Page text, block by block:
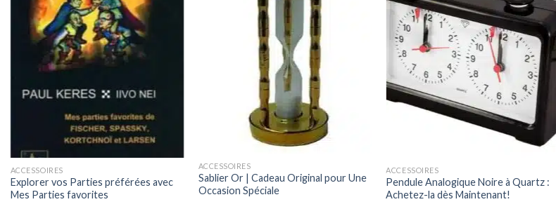
ACCESSOIRES
Explorer vos Parties préférées avec
Mes Parties favorites
ACCESSOIRES
Sablier Or | Cadeau Original pour Une
Occasion Spéciale
ACCESSOIRES
Pendule Analogique Noire à Quartz :
Achetez-la dès Maintenant!